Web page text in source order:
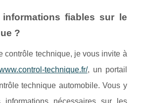
fiables sur le
?
contrôle technique, je vous invite à
technique.fr/, un portail
technique automobile. Vous y